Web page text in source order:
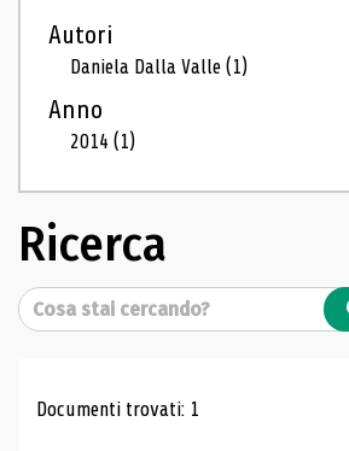
Autori
Daniela Dalla Valle(1)
Anno
2014(1)
Ricerca
Cerca
Risultati di ricerca
Documenti trovati: 1